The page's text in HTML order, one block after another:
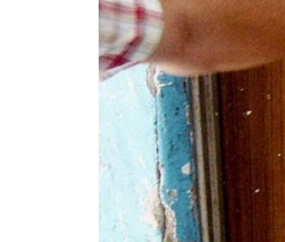
УКРАЇНСЬКА ПРОБЛЕМА КРИМУ